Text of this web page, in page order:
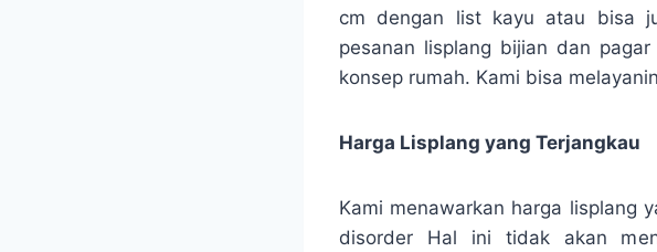
cm dengan list kayu atau bisa
pesanan lisplang bijian dan
konsep rumah. Kami bisa
Harga Lisplang yang Terjangkau
Kami menawarkan harga lisplang
disorder Hal ini tidak akan